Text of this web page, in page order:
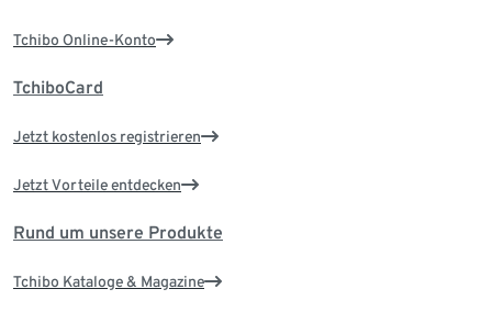
Tchibo Online-Konto
TchiboCard
Jetzt kostenlos registrieren
Jetzt Vorteile entdecken
Rund um unsere Produkte
Tchibo Kataloge & Magazine